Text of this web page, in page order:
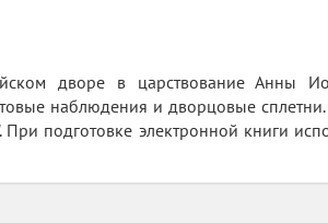
дворе в царствование Анны
наблюдения и дворцовые сплетни.
подготовке электронной книги